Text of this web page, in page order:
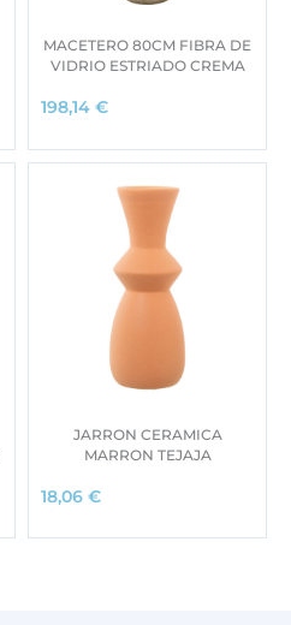
MACETERO 80CM FIBRA DE
VIDRIO ESTRIADO CREMA
198,14 €
JARRON CERAMICA
MARRON TEJAJA
18,06 €